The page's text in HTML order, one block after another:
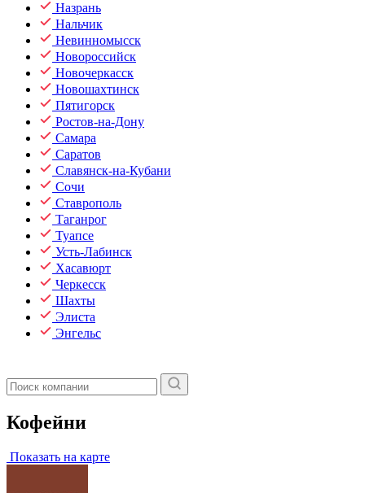
Назрань
Нальчик
Невинномысск
Новороссийск
Новочеркасск
Новошахтинск
Пятигорск
Ростов-на-Дону
Самара
Саратов
Славянск-на-Кубани
Сочи
Ставрополь
Таганрог
Туапсе
Усть-Лабинск
Хасавюрт
Черкесск
Шахты
Элиста
Энгельс
Кофейни
Показать на карте